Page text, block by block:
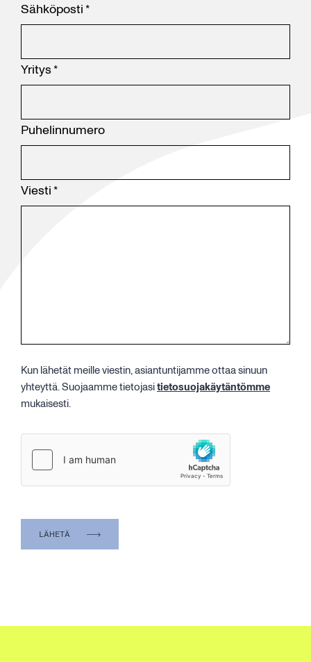
Sähköposti*
Yritys*
Puhelinnumero
Viesti*
Kun lähetät meille viestin, asiantuntijamme ottaa sinuun
yhteyttä. Suojaamme tietojasitietosuojakäytäntömme
mukaisesti.